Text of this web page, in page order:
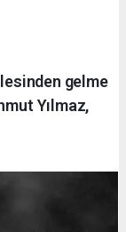
gelme
Yılmaz,